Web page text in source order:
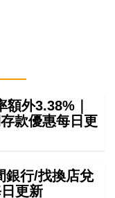
外3.38%｜
款優惠每日更
銀行/找換店兌
更新